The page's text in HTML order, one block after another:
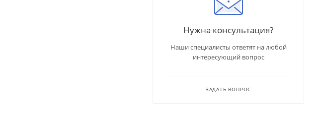
Нужна консультация?
Наши специалисты ответят на любой
интересующий вопрос
ЗАДАТЬ ВОПРОС